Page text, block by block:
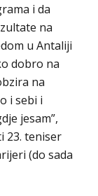
i da
na
u Antaliji
dobro na
na
i sebi i
jesam”,
23. teniser
(do sada